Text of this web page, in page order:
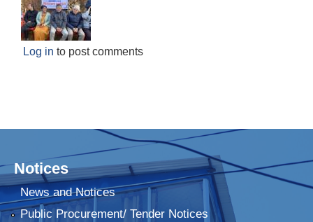
Log in to post comments
Notices
News and Notices
Public Procurement/ Tender Notices